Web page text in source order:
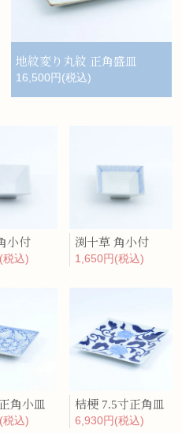
地紋変り丸紋 正角盛皿
16,500円(税込)
小付
税込)
渕十草 角小付
1,650円(税込)
角小皿
税込)
桔梗 7.5寸正角皿
6,930円(税込)